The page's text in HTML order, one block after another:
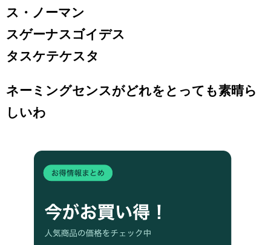
ス・ノーマン
スゲーナスゴイデス
タスケテケスタ
ネーミングセンスがどれをとっても素晴ら
しいわ